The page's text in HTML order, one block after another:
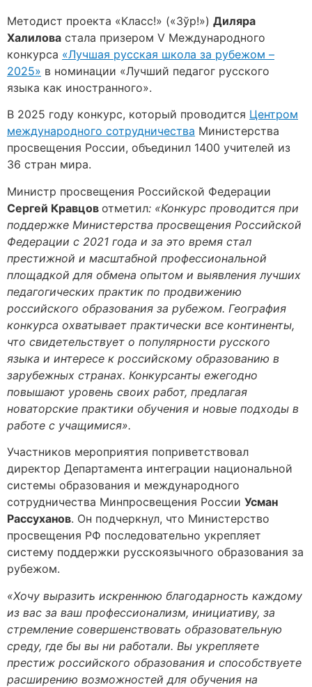
Методист проекта «Класс!» («Зўр!») Диляра
Халилова стала призером V Международного
конкурса «Лучшая русская школа за рубежом –
2025» в номинации «Лучший педагог русского
языка как иностранного».
В 2025 году конкурс, который проводится Центром
международного сотрудничества Министерства
просвещения России, объединил 1400 учителей из
36 стран мира.
Министр просвещения Российской Федерации
Сергей Кравцов отметил: «Конкурс проводится при
поддержке Министерства просвещения Российской
Федерации с 2021 года и за это время стал
престижной и масштабной профессиональной
площадкой для обмена опытом и выявления лучших
педагогических практик по продвижению
российского образования за рубежом. География
конкурса охватывает практически все континенты,
что свидетельствует о популярности русского
языка и интересе к российскому образованию в
зарубежных странах. Конкурсанты ежегодно
повышают уровень своих работ, предлагая
новаторские практики обучения и новые подходы в
работе с учащимися».
Участников мероприятия поприветствовал
директор Департамента интеграции национальной
системы образования и международного
сотрудничества Минпросвещения России Усман
Рассуханов. Он подчеркнул, что Министерство
просвещения РФ последовательно укрепляет
систему поддержки русскоязычного образования за
рубежом.
«Хочу выразить искреннюю благодарность каждому
из вас за ваш профессионализм, инициативу, за
стремление совершенствовать образовательную
среду, где бы вы ни работали. Вы укрепляете
престиж российского образования и способствуете
расширению возможностей для обучения на